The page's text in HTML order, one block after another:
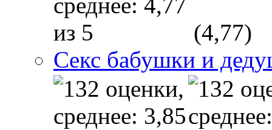
(4,77)
Секс бабушки и